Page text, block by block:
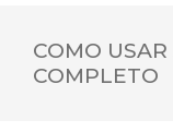
COMO
COMPLETO